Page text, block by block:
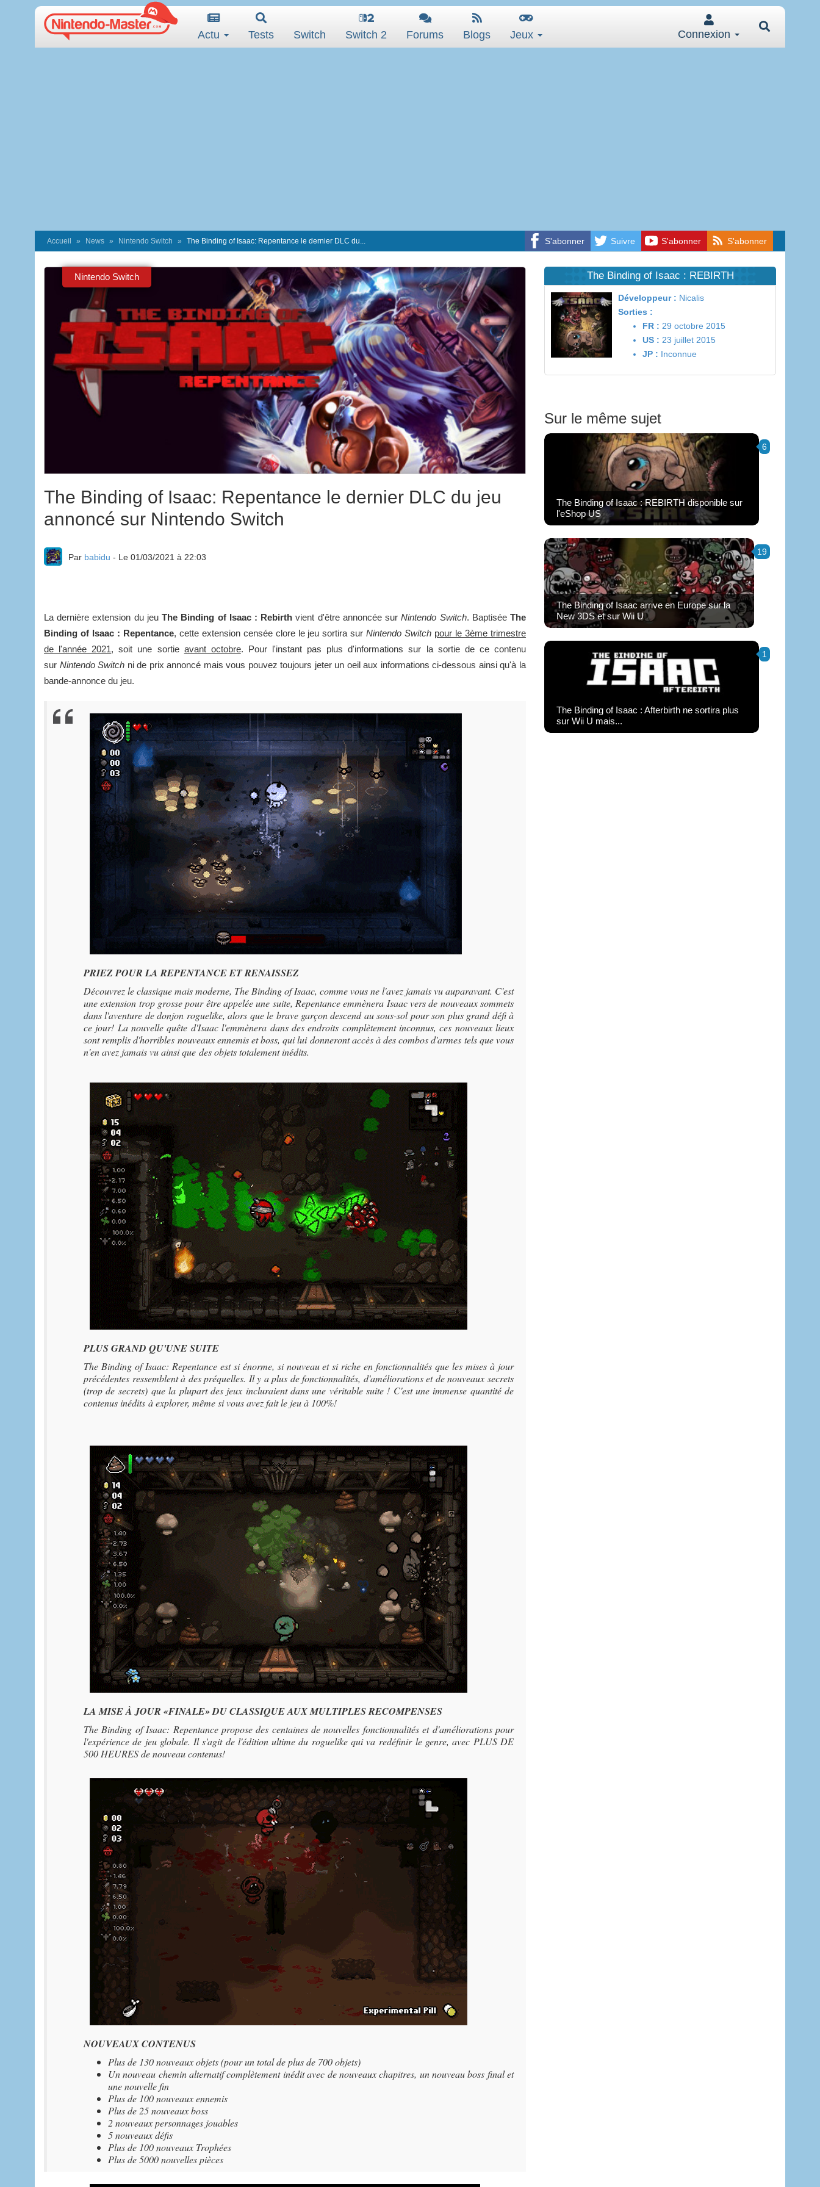
Actu Tests Switch Switch 2 Forums Blogs Jeux Connexion
S'abonner Suivre S'abonner S'abonner
Accueil News Nintendo Switch The Binding of Isaac: Repentance le dernier DLC du...
Nintendo Switch
The Binding of Isaac: Repentance le dernier DLC du jeu
annoncé sur Nintendo Switch
Par babidu - Le 01/03/2021 à 22:03
La dernière extension du jeuThe Binding of Isaac : Rebirth vient d'être annoncée surNintendo Switch. BaptiséeThe
Binding of Isaac : Repentance, cette extension censée clore le jeu sortira surNintendo Switch pour le 3ème trimestre
de l'année 2021, soit une sortie avant octobre. Pour l'instant pas plus d'informations sur la sortie de ce contenu
sur Nintendo Switch ni de prix annoncé mais vous pouvez toujours jeter un oeil aux informations ci-dessous ainsi qu'à la
bande-annonce du jeu.
PRIEZ POUR LA REPENTANCE ET RENAISSEZ
Découvrez le classique mais moderne, The Binding of Isaac, comme vous ne l'avez jamais vu auparavant. C'est
une extension trop grosse pour être appelée une suite, Repentance emmènera Isaac vers de nouveaux sommets
dans l'aventure de donjon roguelike, alors que le brave garçon descend au sous-sol pour son plus grand défi à
ce jour! La nouvelle quête d'Isaac l'emmènera dans des endroits complètement inconnus, ces nouveaux lieux
sont remplis d'horribles nouveaux ennemis et boss, qui lui donneront accès à des combos d'armes tels que vous
n'en avez jamais vu ainsi que des objets totalement inédits.
PLUS GRAND QU'UNE SUITE
The Binding of Isaac: Repentance est si énorme, si nouveau et si riche en fonctionnalités que les mises à jour
précédentes ressemblent à des préquelles. Il y a plus de fonctionnalités, d'améliorations et de nouveaux secrets
(trop de secrets) que la plupart des jeux incluraient dans une véritable suite ! C'est une immense quantité de
contenus inédits à explorer, même si vous avez fait le jeu à 100%!
LA MISE À JOUR «FINALE» DU CLASSIQUE AUX MULTIPLES RECOMPENSES
The Binding of Isaac: Repentance propose des centaines de nouvelles fonctionnalités et d'améliorations pour
l'expérience de jeu globale. Il s'agit de l'édition ultime du roguelike qui va redéfinir le genre, avec PLUS DE
500 HEURES de nouveau contenus!
NOUVEAUX CONTENUS
Plus de 130 nouveaux objets (pour un total de plus de 700 objets)
Un nouveau chemin alternatif complètement inédit avec de nouveaux chapitres, un nouveau boss final et
une nouvelle fin
Plus de 100 nouveaux ennemis
Plus de 25 nouveaux boss
2 nouveaux personnages jouables
5 nouveaux défis
Plus de 100 nouveaux Trophées
Plus de 5000 nouvelles pièces
The Binding of Isaac : REBIRTH
Développeur : Nicalis
Sorties :
FR : 29 octobre 2015
US : 23 juillet 2015
JP : Inconnue
Sur le même sujet
6
The Binding of Isaac : REBIRTH disponible sur
l'eShop US
19
The Binding of Isaac arrive en Europe sur la
New 3DS et sur Wii U
1
The Binding of Isaac : Afterbirth ne sortira plus
sur Wii U mais...